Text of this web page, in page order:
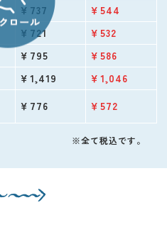
￥737 ￥544
￥721 ￥532
￥795 ￥586
￥1,419 ￥1,046
￥776 ￥572
※全て税込です。